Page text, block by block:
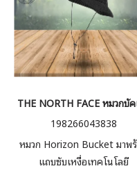
THE NORTH FACE หมวกบั
198266043838
หมวก Horizon Bucket มาพ
แถบซับเหงื่อเทคโนโลยี